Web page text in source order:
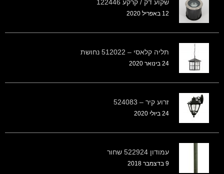
שקוע דק / קרקע 122446
12 באפריל 2020
תליה קלאסי – 512022 נחושת
24 בינואר 2020
זרוע קיר – 524083
24 ביולי 2020
עמודון 522924 שחור
9 בדצמבר 2018